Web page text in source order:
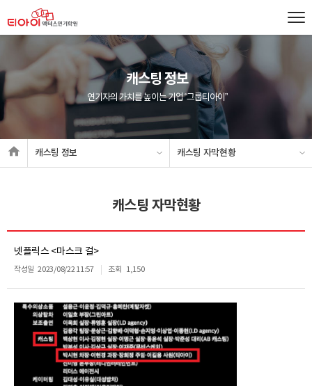
캐스팅 정보
연기자의 가치를 높이는 기업 “그룹티아이”
캐스팅 정보 캐스팅 자막현황
캐스팅 자막현황
넷플릭스 <마스크 걸>
작성일 2023/08/22 11:57 조회 1,150